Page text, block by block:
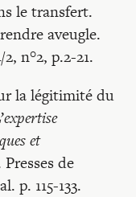
le transfert.
aveugle.
n°2, p.2-21.
la légitimité du
et
de
p. 115-133.